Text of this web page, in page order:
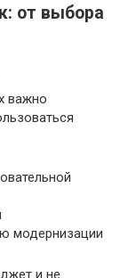
от выбора
важно
модернизации
и не